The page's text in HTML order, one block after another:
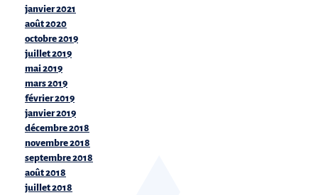
janvier 2021
août 2020
octobre 2019
juillet 2019
mai 2019
mars 2019
février 2019
janvier 2019
décembre 2018
novembre 2018
septembre 2018
août 2018
juillet 2018